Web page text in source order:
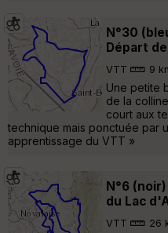
N°30
Départ
VTT 9
Une petite
de la
court aux
technique mais ponctuée par
apprentissage du VTT »
N°6
du Lac
VTT 26